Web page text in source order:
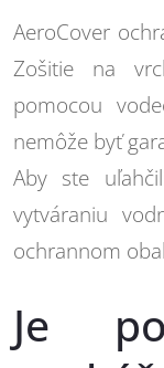
AeroCover
Zošitie na
pomocou
nemôže byť
Aby ste
vytváraniu
ochrannom
Je